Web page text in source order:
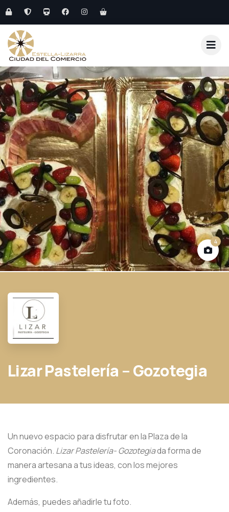
4
Lizar Pastelería – Gozotegia
Un nuevo espacio para disfrutar en la Plaza de la
Coronación. Lizar Pastelería- Gozotegiada forma de
manera artesana a tus ideas, con los mejores
ingredientes.
Además, puedes añadirle tu foto.